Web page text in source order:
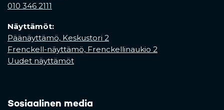
010 346 2111
Näyttämöt:
Päänäyttämö, Keskustori 2
Frenckell-näyttämö, Frenckellinaukio 2
Uudet näyttämöt
Sosiaalinen media